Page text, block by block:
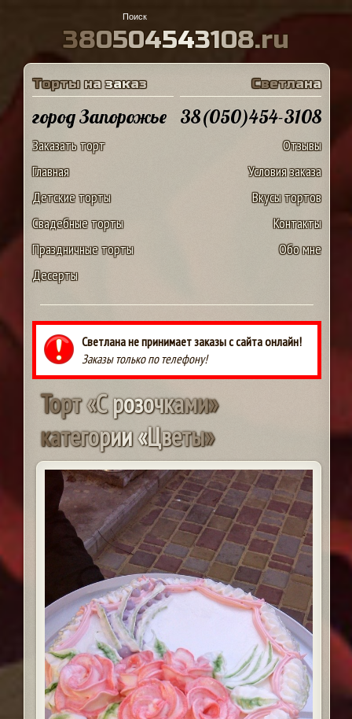
380504543108.ru
Торты на заказ
город Запорожье
Заказать торт
Главная
Детские торты
Свадебные торты
Праздничные торты
Десерты
Светлана
38(050)454-3108
Отзывы
Условия заказа
Вкусы тортов
Контакты
Обо мне
Светлана не принимает заказы с сайта онлайн!
Заказы только по телефону!
Торт«Срозочками»
категории«Цветы»